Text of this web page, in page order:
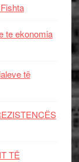
te ekonomia
të
TË